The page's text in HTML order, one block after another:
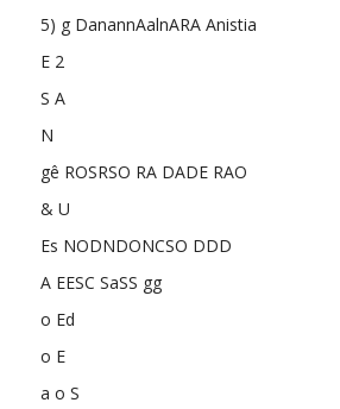
5) g DanannAalnARA Anistia
E 2
S A
N
gê ROSRSO RA DADE RAO
& U
Es NODNDONCSO DDD
A EESC SaSS gg
o Ed
o E
a o S